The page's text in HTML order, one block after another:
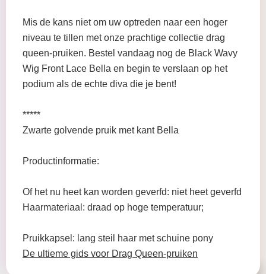
Mis de kans niet om uw optreden naar een hoger
niveau te tillen met onze prachtige collectie drag
queen-pruiken. Bestel vandaag nog de Black Wavy
Wig Front Lace Bella en begin te verslaan op het
podium als de echte diva die je bent!
*****
Zwarte golvende pruik met kant Bella
Productinformatie:
Of het nu heet kan worden geverfd: niet heet geverfd
Haarmateriaal: draad op hoge temperatuur;
Pruikkapsel: lang steil haar met schuine pony
De ultieme gids voor Drag Queen-pruiken